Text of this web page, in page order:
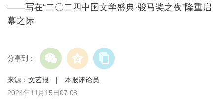
——写在“二〇二四中国文学盛典·骏马奖之夜”隆重启
幕之际
分享到：
来源：文艺报 | 本报评论员
2024年11月15日07:08